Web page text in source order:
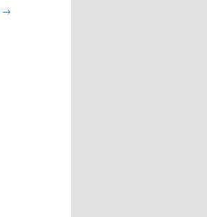
→